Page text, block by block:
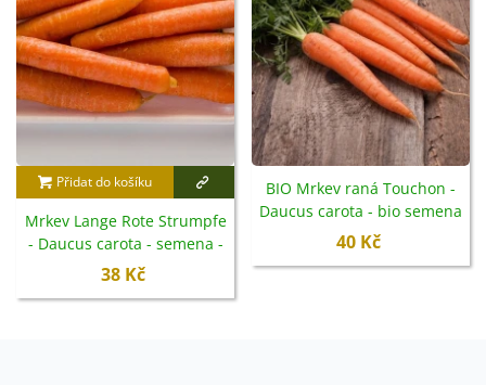
Přidat do košíku
Mrkev Lange Rote Strumpfe
- Daucus carota - semena -
900 ks
38 Kč
BIO Mrkev raná Touchon -
Daucus carota - bio semena
- 200 ks
40 Kč